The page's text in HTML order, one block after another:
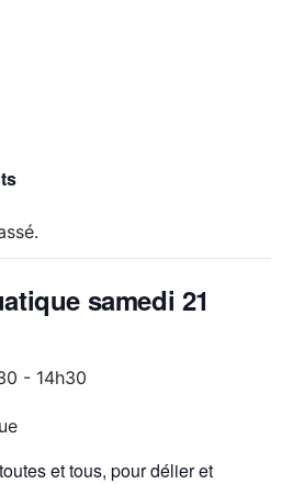
samedi 21
- 14h30
et tous, pour délier et